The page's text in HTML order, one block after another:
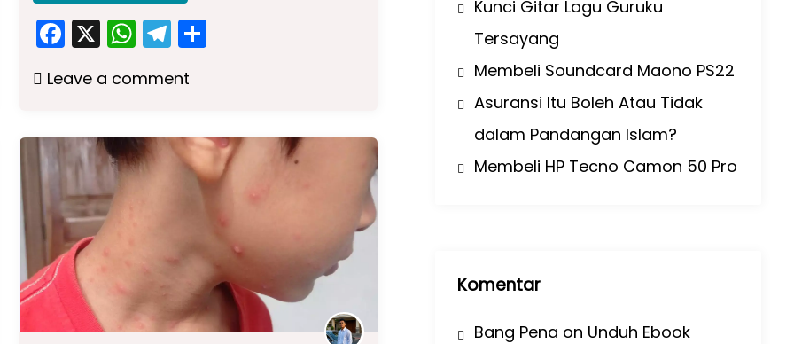
F
a
c
b
o
o
k
X W
h
a
A
p
p
T
el
e
a
m
Leave a comment
Kunci Gitar Lagu Guruku
Tersayang
Membeli Soundcard Maono PS22
Asuransi Itu Boleh Atau Tidak
dalam Pandangan Islam?
Membeli HP Tecno Camon 50 Pro
Komentar
Bang Pena on Unduh Ebook